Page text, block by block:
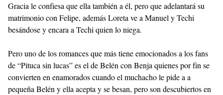
Gracia le confiesa que ella también a él, pero que adelantará su
matrimonio con Felipe, además Loreta ve a Manuel y Techi
besándose y encara a Techi quien lo niega.
Pero uno de los romances que más tiene emocionados a los fans
de “Pituca sin lucas” es el de Belén con Benja quienes por fin se
convierten en enamorados cuando el muchacho le pide a a
pequeña Belén y ella acepta y se besan, pero son descubiertos en